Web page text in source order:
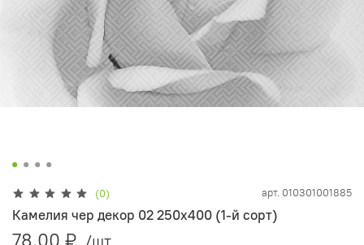
(0) арт. 010301001885
Камелия чер декор 02 250х400 (1-й сорт)
78.00 ₽ /шт